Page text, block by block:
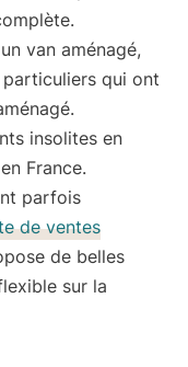
van aménagé,
qui ont
insolites en
France.
parfois
de ventes
de belles
sur la